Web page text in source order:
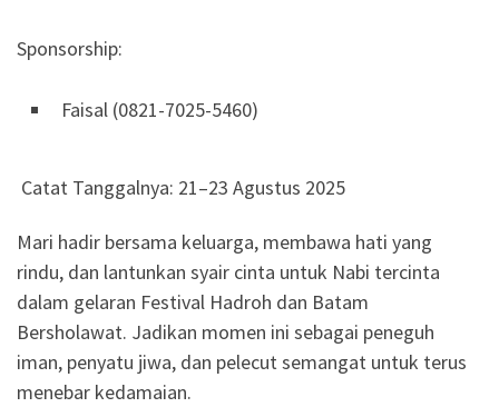
Sponsorship:
Faisal (0821-7025-5460)
Catat Tanggalnya: 21–23 Agustus 2025
Mari hadir bersama keluarga, membawa hati yang
rindu, dan lantunkan syair cinta untuk Nabi tercinta
dalam gelaran Festival Hadroh dan Batam
Bersholawat. Jadikan momen ini sebagai peneguh
iman, penyatu jiwa, dan pelecut semangat untuk terus
menebar kedamaian.